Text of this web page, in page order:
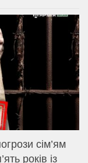
сім’ям
років із